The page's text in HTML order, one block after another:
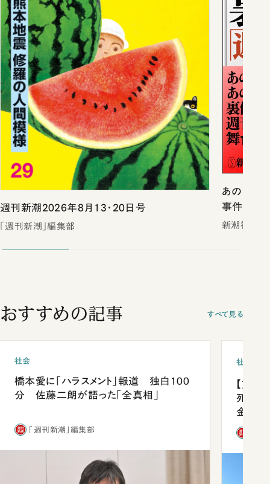
週刊新潮2026年8月13・20日号
「週刊新潮」編集部
あのスキ
事件戦後
新潮社
おすすめの記事 すべて見る
社会
橋本愛に「ハラスメント」報道 独白100
分 佐藤二朗が語った「全真相」
「週刊新潮」編集部
社会
【熊本
死を分
金」